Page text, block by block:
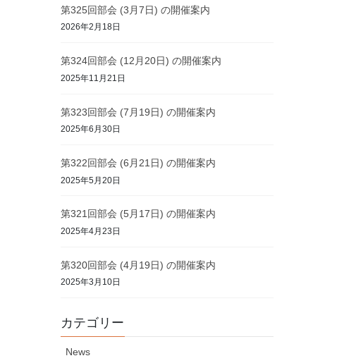
第325回部会 (3月7日) の開催案内
2026年2月18日
第324回部会 (12月20日) の開催案内
2025年11月21日
第323回部会 (7月19日) の開催案内
2025年6月30日
第322回部会 (6月21日) の開催案内
2025年5月20日
第321回部会 (5月17日) の開催案内
2025年4月23日
第320回部会 (4月19日) の開催案内
2025年3月10日
カテゴリー
News